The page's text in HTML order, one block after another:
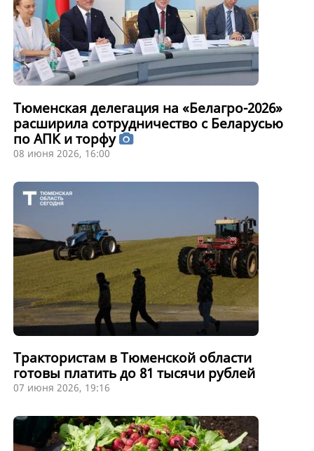
Тюменская делегация на «Белагро-2026»
расширила сотрудничество с Беларусью
по АПК и торфу
08 июня 2026, 16:00
Трактористам в Тюменской области
готовы платить до 81 тысячи рублей
07 июня 2026, 19:16